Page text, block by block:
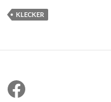
KLECKER
Facebook